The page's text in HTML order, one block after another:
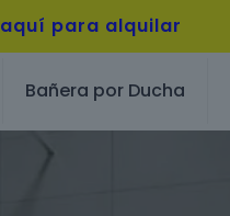
para alquilar
Bañera por Ducha